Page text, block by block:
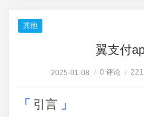
其他
翼支付
2025-01-08 / 0 评论 /
引言